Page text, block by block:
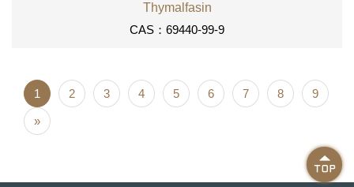
Thymalfasin
CAS：69440-99-9
1 2 3 4 5 6 7 8 9
»
